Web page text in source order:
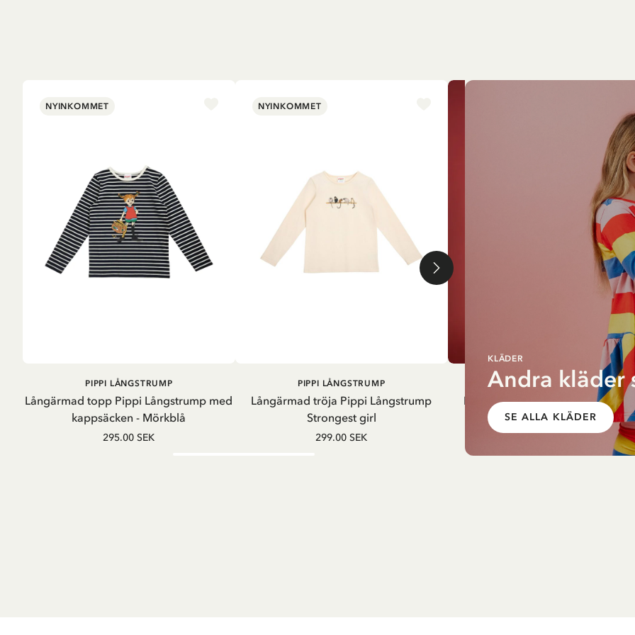
KLÄDER
Andra kläder
SE ALLA KLÄDER
NYINKOMMET
Långärmad topp Pippi Långstrump med
kappsäcken - Mörkblå
PIPPI LÅNGSTRUMP
295.00 SEK
NYINKOMMET
Långärmad tröja Pippi Långstrump
Strongest girl
PIPPI LÅNGSTRUMP
299.00 SEK
LÄGG I
Hängselklänning Pippi
randig - Gul
PIPPI LÅNGSTRUMP